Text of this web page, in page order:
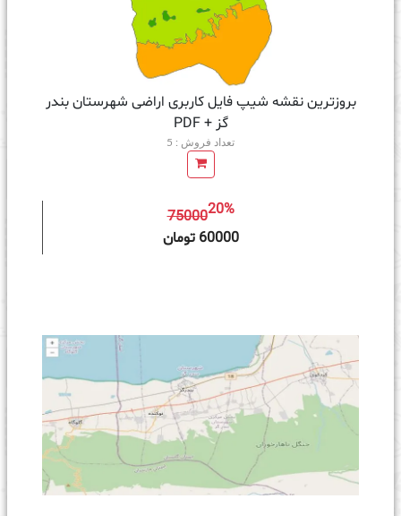
بروزترین نقشه شیپ فایل کاربری اراضی شهرستان بندر
گز + PDF
تعداد فروش : 5
7500020%
60000 تومان